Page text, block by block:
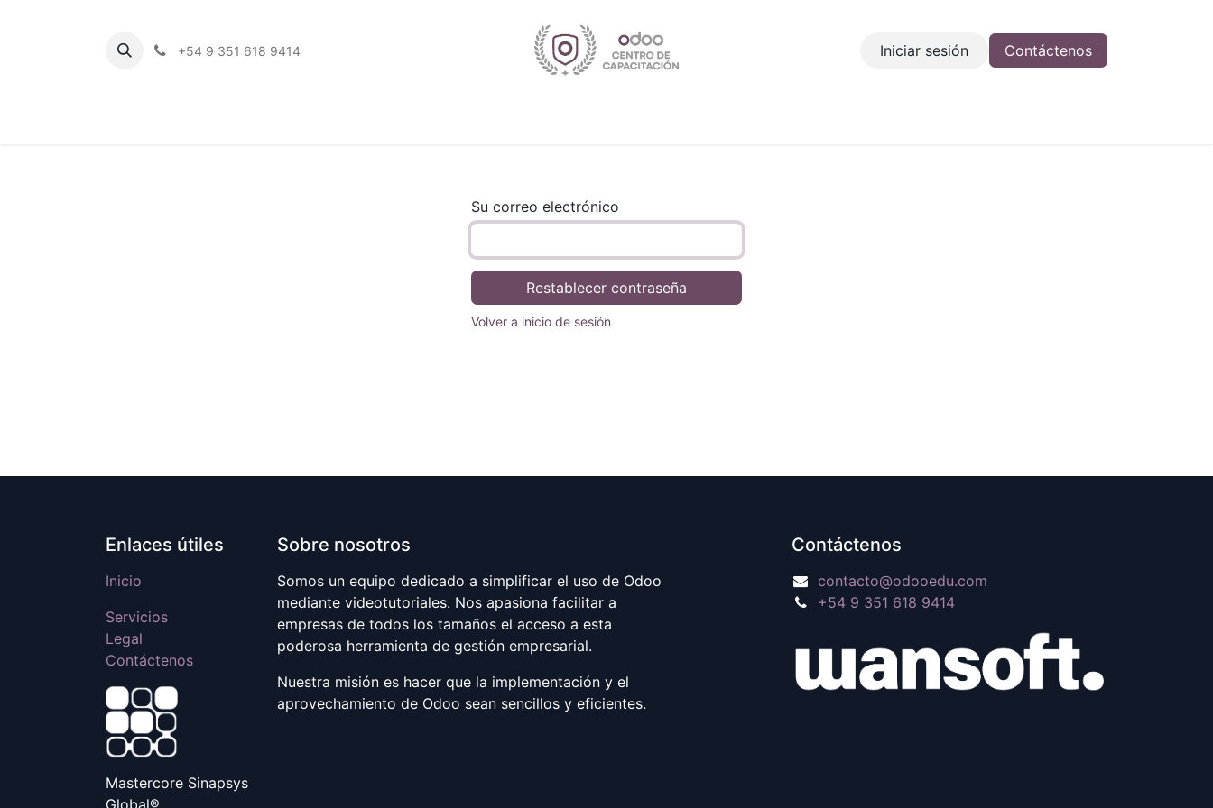
+54 9 351 618 9414 Iniciar sesión Contáctenos
Su correo electrónico
Restablecer contraseña
Volver a inicio de sesión
Enlaces útiles
Inicio
Servicios
Legal
Contáctenos
Mastercore Sinapsys
Global®️
Sobre nosotros
Somos un equipo dedicado a simplificar el uso de Odoo
mediante videotutoriales. Nos apasiona facilitar a
empresas de todos los tamaños el acceso a esta
poderosa herramienta de gestión empresarial.
Nuestra misión es hacer que la implementación y el
aprovechamiento de Odoo sean sencillos y eficientes.
Contáctenos
contacto@odooedu.com
+54 9 351 618 9414